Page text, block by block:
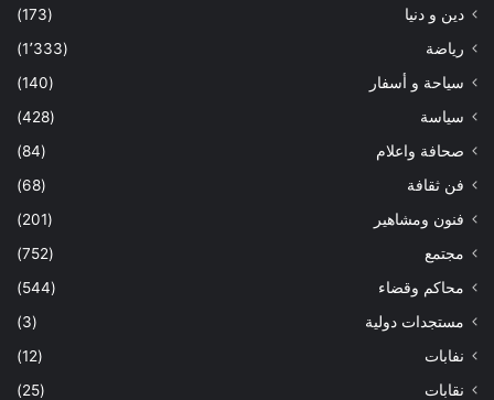
دين و دنيا
(173)
رياضة
(1٬333)
سياحة و أسفار
(140)
سياسة
(428)
صحافة واعلام
(84)
فن ثقافة
(68)
فنون ومشاهير
(201)
مجتمع
(752)
محاكم وقضاء
(544)
مستجدات دولية
(3)
نفابات
(12)
نقابات
(25)